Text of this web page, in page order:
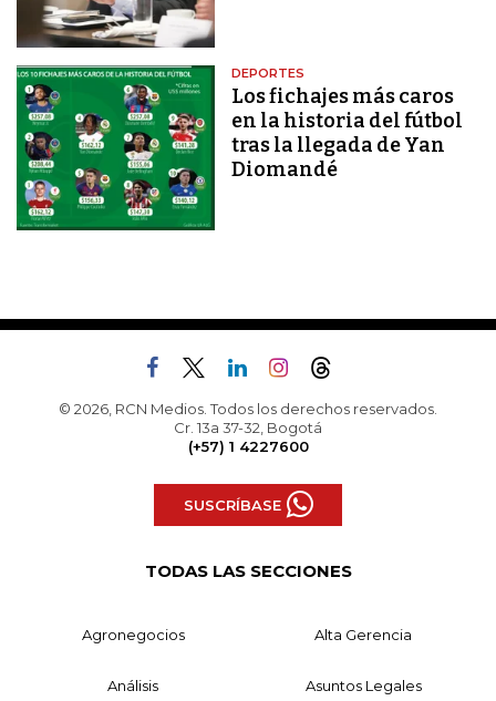
DEPORTES
Los fichajes más caros
en la historia del fútbol
tras la llegada de Yan
Diomandé
© 2026, RCN Medios. Todos los derechos reservados.
Cr. 13a 37-32, Bogotá
(+57) 1 4227600
SUSCRÍBASE
TODAS LAS SECCIONES
Agronegocios Alta Gerencia
Análisis Asuntos Legales